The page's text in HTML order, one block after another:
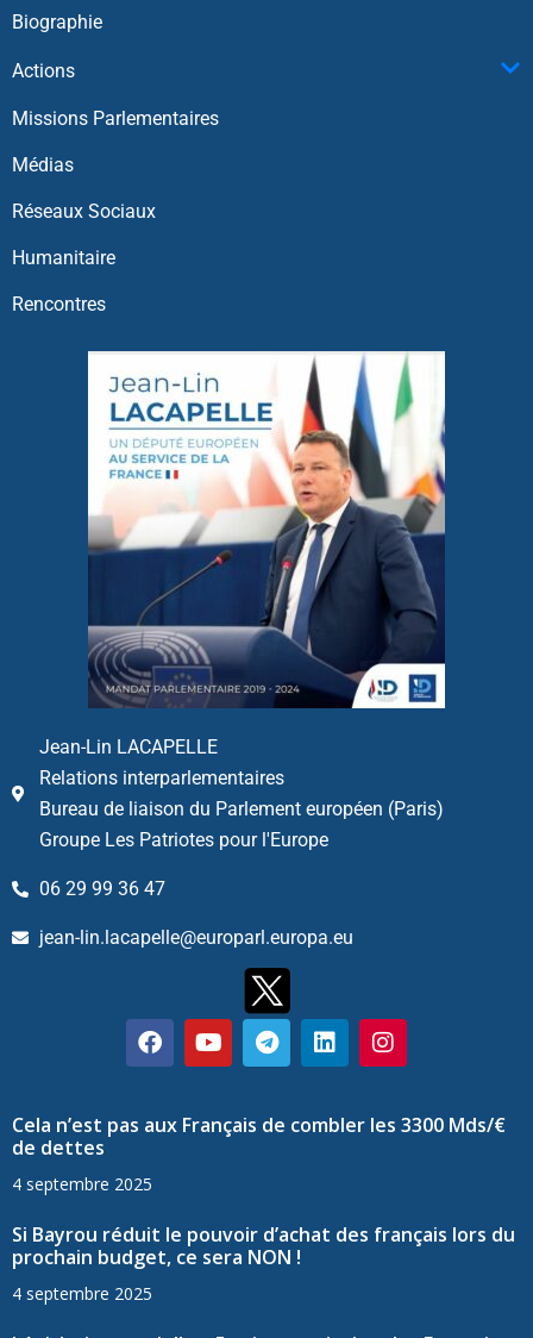
Biographie
Actions
Missions Parlementaires
Médias
Réseaux Sociaux
Humanitaire
Rencontres
Jean-Lin LACAPELLE
Relations interparlementaires
Bureau de liaison du Parlement européen (Paris)
Groupe Les Patriotes pour l'Europe
06 29 99 36 47
jean-lin.lacapelle@europarl.europa.eu
Cela n’est pas aux Français de combler les 3300 Mds/€
de dettes
4 septembre 2025
Si Bayrou réduit le pouvoir d’achat des français lors du
prochain budget, ce sera NON !
4 septembre 2025